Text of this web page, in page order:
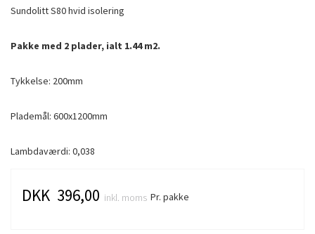
Sundolitt S80 hvid isolering
Pakke med 2 plader, ialt 1.44 m2.
Tykkelse: 200mm
Plademål: 600x1200mm
Lambdaværdi: 0,038
DKK 396,00 inkl. moms Pr. pakke